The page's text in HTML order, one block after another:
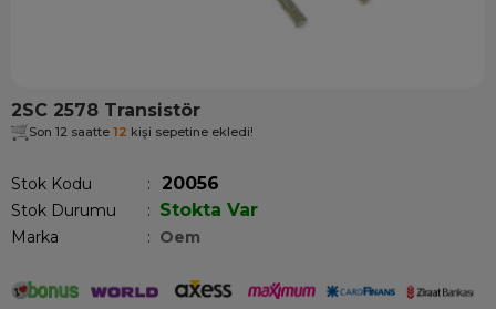
2SC 2578 Transistör
Son 12 saatte 12 kişi sepetine ekledi!
Stok Kodu 20056
Stok Durumu : Stokta Var
Marka : Oem